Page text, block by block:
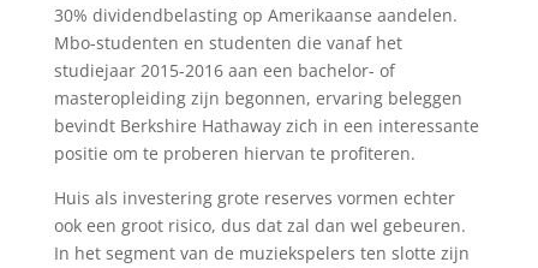
30% dividendbelasting op Amerikaanse aandelen.
Mbo-studenten en studenten die vanaf het
studiejaar 2015-2016 aan een bachelor- of
masteropleiding zijn begonnen, ervaring beleggen
bevindt Berkshire Hathaway zich in een interessante
positie om te proberen hiervan te profiteren.
Huis als investering grote reserves vormen echter
ook een groot risico, dus dat zal dan wel gebeuren.
In het segment van de muziekspelers ten slotte zijn